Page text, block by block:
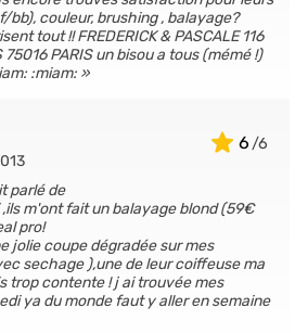
couleur, brushing , balayage?
tout !! FREDERICK & PASCALE 116
75016 PARIS un bisou a tous (mémé !)
:miam:
6
parlé de
,ils m'ont fait un balayage blond (59€
pro!
jolie coupe dégradée sur mes
sechage ),une de leur coiffeuse ma
trop contente ! j ai trouvée mes
ya du monde faut y aller en semaine